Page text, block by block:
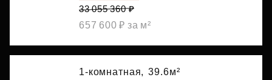
33 055 360 ₽
657 600 ₽ за м²
1-комнатная, 39.6м²